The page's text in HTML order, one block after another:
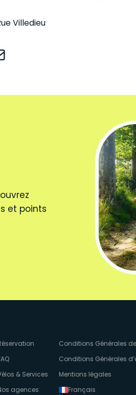
Villedieu
et points
& Services
agences
Conditions Générales
Conditions Générales
Mentions légales
Français